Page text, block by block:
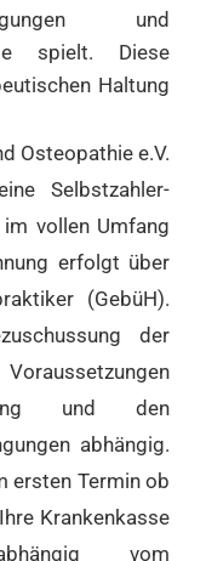
und
spielt. Diese
Haltung
Osteopathie e.V.
Selbstzahler-
vollen Umfang
erfolgt über
(GebüH).
der
und den
abhängig.
ersten Termin ob
Krankenkasse
vom